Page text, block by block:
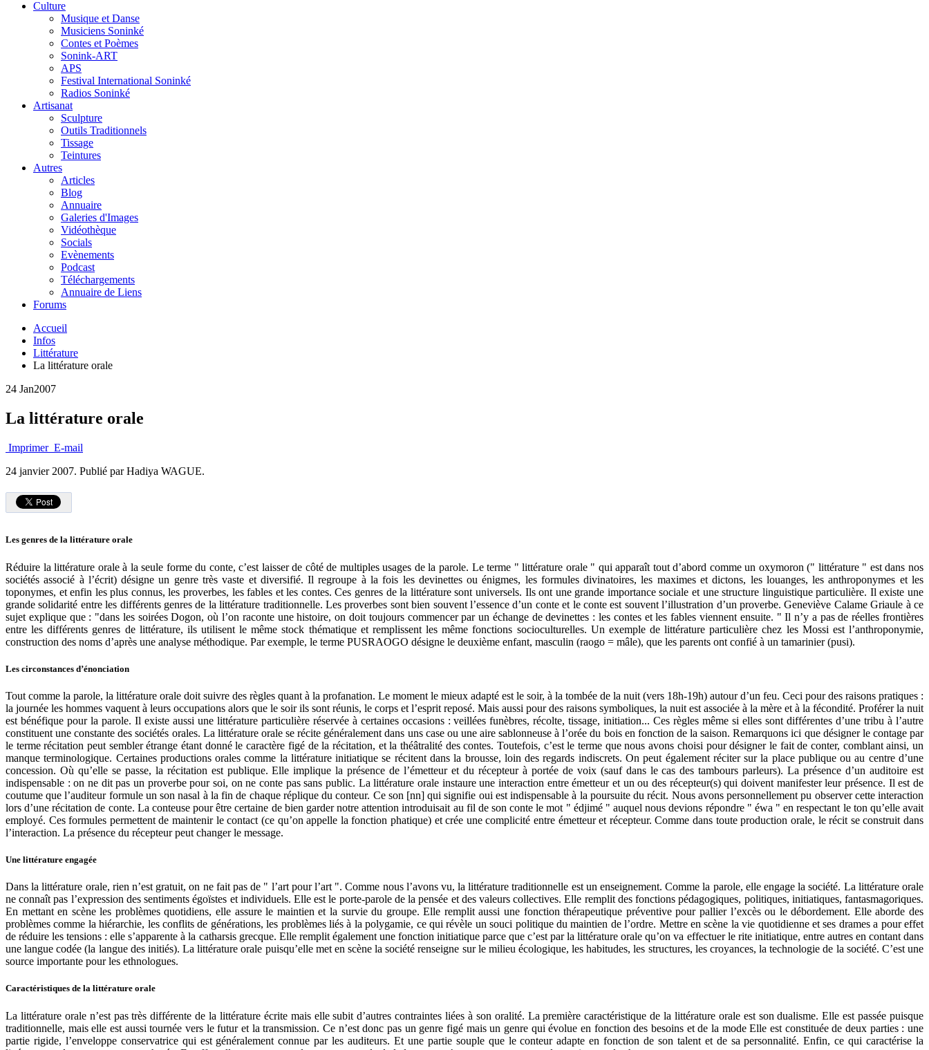
Culture
Musique et Danse
Musiciens Soninké
Contes et Poèmes
Sonink-ART
APS
Festival International Soninké
Radios Soninké
Artisanat
Sculpture
Outils Traditionnels
Tissage
Teintures
Autres
Articles
Blog
Annuaire
Galeries d'Images
Vidéothèque
Socials
Evènements
Podcast
Téléchargements
Annuaire de Liens
Forums
Accueil
Infos
Littérature
La littérature orale
24 Jan2007
La littérature orale
Imprimer E-mail
24 janvier 2007. Publié par Hadiya WAGUE.
Les genres de la littérature orale
Réduire la littérature orale à la seule forme du conte, c’est laisser de côté de multiples usages de la parole. Le terme " littérature orale " qui apparaît tout d’abord comme un oxymoron (" littérature " est dans nos
sociétés associé à l’écrit) désigne un genre très vaste et diversifié. Il regroupe à la fois les devinettes ou énigmes, les formules divinatoires, les maximes et dictons, les louanges, les anthroponymes et les
toponymes, et enfin les plus connus, les proverbes, les fables et les contes. Ces genres de la littérature sont universels. Ils ont une grande importance sociale et une structure linguistique particulière. Il existe une
grande solidarité entre les différents genres de la littérature traditionnelle. Les proverbes sont bien souvent l’essence d’un conte et le conte est souvent l’illustration d’un proverbe. Geneviève Calame Griaule à ce
sujet explique que : "dans les soirées Dogon, où l’on raconte une histoire, on doit toujours commencer par un échange de devinettes : les contes et les fables viennent ensuite. " Il n’y a pas de réelles frontières
entre les différents genres de littérature, ils utilisent le même stock thématique et remplissent les même fonctions socioculturelles. Un exemple de littérature particulière chez les Mossi est l’anthroponymie,
construction des noms d’après une analyse méthodique. Par exemple, le terme PUSRAOGO désigne le deuxième enfant, masculin (raogo = mâle), que les parents ont confié à un tamarinier (pusi).
Les circonstances d’énonciation
Tout comme la parole, la littérature orale doit suivre des règles quant à la profanation. Le moment le mieux adapté est le soir, à la tombée de la nuit (vers 18h-19h) autour d’un feu. Ceci pour des raisons pratiques :
la journée les hommes vaquent à leurs occupations alors que le soir ils sont réunis, le corps et l’esprit reposé. Mais aussi pour des raisons symboliques, la nuit est associée à la mère et à la fécondité. Proférer la nuit
est bénéfique pour la parole. Il existe aussi une littérature particulière réservée à certaines occasions : veillées funèbres, récolte, tissage, initiation... Ces règles même si elles sont différentes d’une tribu à l’autre
constituent une constante des sociétés orales. La littérature orale se récite généralement dans uns case ou une aire sablonneuse à l’orée du bois en fonction de la saison. Remarquons ici que désigner le contage par
le terme récitation peut sembler étrange étant donné le caractère figé de la récitation, et la théâtralité des contes. Toutefois, c’est le terme que nous avons choisi pour désigner le fait de conter, comblant ainsi, un
manque terminologique. Certaines productions orales comme la littérature initiatique se récitent dans la brousse, loin des regards indiscrets. On peut également réciter sur la place publique ou au centre d’une
concession. Où qu’elle se passe, la récitation est publique. Elle implique la présence de l’émetteur et du récepteur à portée de voix (sauf dans le cas des tambours parleurs). La présence d’un auditoire est
indispensable : on ne dit pas un proverbe pour soi, on ne conte pas sans public. La littérature orale instaure une interaction entre émetteur et un ou des récepteur(s) qui doivent manifester leur présence. Il est de
coutume que l’auditeur formule un son nasal à la fin de chaque réplique du conteur. Ce son [nn] qui signifie oui est indispensable à la poursuite du récit. Nous avons personnellement pu observer cette interaction
lors d’une récitation de conte. La conteuse pour être certaine de bien garder notre attention introduisait au fil de son conte le mot " édjimé " auquel nous devions répondre " éwa " en respectant le ton qu’elle avait
employé. Ces formules permettent de maintenir le contact (ce qu’on appelle la fonction phatique) et crée une complicité entre émetteur et récepteur. Comme dans toute production orale, le récit se construit dans
l’interaction. La présence du récepteur peut changer le message.
Une littérature engagée
Dans la littérature orale, rien n’est gratuit, on ne fait pas de " l’art pour l’art ". Comme nous l’avons vu, la littérature traditionnelle est un enseignement. Comme la parole, elle engage la société. La littérature orale
ne connaît pas l’expression des sentiments égoïstes et individuels. Elle est le porte-parole de la pensée et des valeurs collectives. Elle remplit des fonctions pédagogiques, politiques, initiatiques, fantasmagoriques.
En mettant en scène les problèmes quotidiens, elle assure le maintien et la survie du groupe. Elle remplit aussi une fonction thérapeutique préventive pour pallier l’excès ou le débordement. Elle aborde des
problèmes comme la hiérarchie, les conflits de générations, les problèmes liés à la polygamie, ce qui révèle un souci politique du maintien de l’ordre. Mettre en scène la vie quotidienne et ses drames a pour effet
de réduire les tensions : elle s’apparente à la catharsis grecque. Elle remplit également une fonction initiatique parce que c’est par la littérature orale qu’on va effectuer le rite initiatique, entre autres en contant dans
une langue codée (la langue des initiés). La littérature orale puisqu’elle met en scène la société renseigne sur le milieu écologique, les habitudes, les structures, les croyances, la technologie de la société. C’est une
source importante pour les ethnologues.
Caractéristiques de la littérature orale
La littérature orale n’est pas très différente de la littérature écrite mais elle subit d’autres contraintes liées à son oralité. La première caractéristique de la littérature orale est son dualisme. Elle est passée puisque
traditionnelle, mais elle est aussi tournée vers le futur et la transmission. Ce n’est donc pas un genre figé mais un genre qui évolue en fonction des besoins et de la mode Elle est constituée de deux parties : une
partie rigide, l’enveloppe conservatrice qui est généralement connue par les auditeurs. Et une partie souple que le conteur adapte en fonction de son talent et de sa personnalité. Enfin, ce qui caractérise la